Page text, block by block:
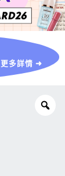
更多詳情 ➜